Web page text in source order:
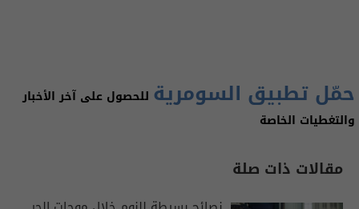
حمّل تطبيق السومرية للحصول على آخر الأخبار
والتغطيات الخاصة
مقالات ذات صلة